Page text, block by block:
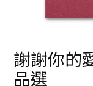
謝謝你的
品選